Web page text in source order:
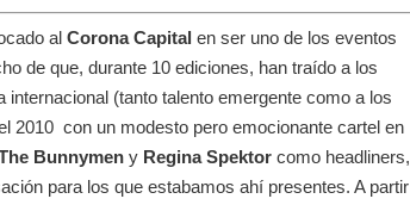
al Corona Capital en ser uno de los eventos
de que, durante 10 ediciones, han traído a los
(tanto talento emergente como a los
2010 con un modesto pero emocionante cartel en
Bunnymen y Regina Spektor como headliners,
para los que estabamos ahí presentes. A partir